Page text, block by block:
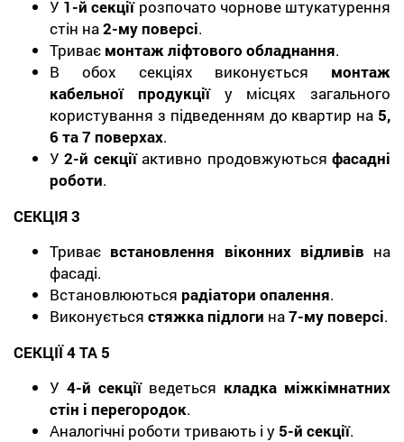
У 1-й секціїрозпочато чорнове штукатурення
стін на2-му поверсі.
Триває монтаж ліфтового обладнання.
В обох секціях виконується монтаж
кабельної продукціїу місцях загального
користування з підведенням до квартир на 5,
6 та 7 поверхах.
У2-й секціїактивно продовжуютьсяфасадні
роботи.
СЕКЦІЯ 3
Триває встановлення віконних відливів на
фасаді.
Встановлюються радіатори опалення.
Виконується стяжка підлоги на7-му поверсі.
СЕКЦІЇ 4 ТА 5
У 4-й секціїведеться кладка міжкімнатних
стін і перегородок.
Аналогічні роботи тривають і у 5-й секції.